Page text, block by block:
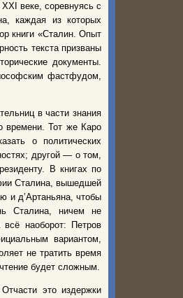
веке, соревнуясь с
каждая из которых
книги «Сталин. Опыт
текста призваны
документы.
фастфудом,
в части знания
времени. Тот же Каро
о политических
другой — о том,
В книгах по
Сталина, вышедшей
и д’Артаньяна, чтобы
Сталина, ничем не
наоборот: Петров
вариантом,
не тратить время
будет сложным.
это издержки